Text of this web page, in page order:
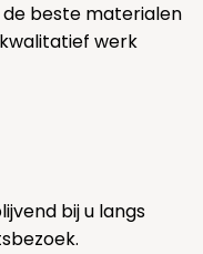
beste materialen
werk
bij u langs